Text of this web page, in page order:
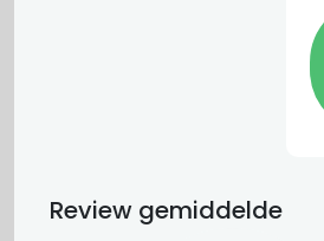
Review gemiddelde